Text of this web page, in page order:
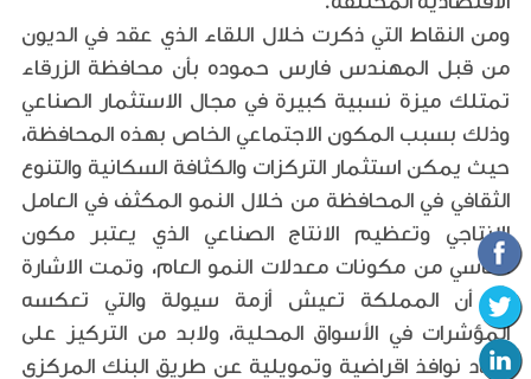
ومن النقاط التي ذكرت خلال اللقاء الذي عقد في الديون
من قبل المهندس فارس حموده بأن محافظة الزرقاء
تمتلك ميزة نسبية كبيرة في مجال الاستثمار الصناعي
وذلك بسبب المكون الاجتماعي الخاص بهذه المحافظة،
حيث يمكن استثمار التركزات والكثافة السكانية والتنوع
الثقافي في المحافظة من خلال النمو المكثف في العامل
الانتاجي وتعظيم الانتاج الصناعي الذي يعتبر مكون
اساسي من مكونات معدلات النمو العام، وتمت الاشارة
الى أن المملكة تعيش أزمة سيولة والتي تعكسه
المؤشرات في الأسواق المحلية، ولابد من التركيز على
ايجاد نوافذ اقراضية وتمويلية عن طريق البنك المركزي